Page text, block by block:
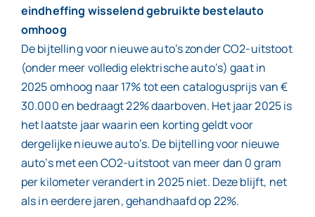
eindheffing wisselend gebruikte bestelauto
omhoog
De bijtelling voor nieuwe auto’s zonder CO2-uitstoot
(onder meer volledig elektrische auto’s) gaat in
2025 omhoog naar 17% tot een catalogusprijs van €
30.000 en bedraagt 22% daarboven. Het jaar 2025 is
het laatste jaar waarin een korting geldt voor
dergelijke nieuwe auto’s. De bijtelling voor nieuwe
auto’s met een CO2-uitstoot van meer dan 0 gram
per kilometer verandert in 2025 niet. Deze blijft, net
als in eerdere jaren, gehandhaafd op 22%.